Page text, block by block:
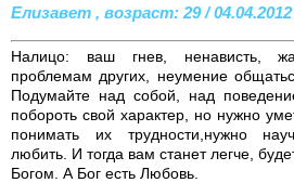
Елизавет , возраст: 29 / 04.04.2012
Налицо: ваш гнев, ненависть,
проблемам других, неумение
Подумайте над собой, над
побороть свой характер, но нужно
понимать их трудности,нужно
любить. И тогда вам станет легче,
Богом. А Бог есть Любовь.